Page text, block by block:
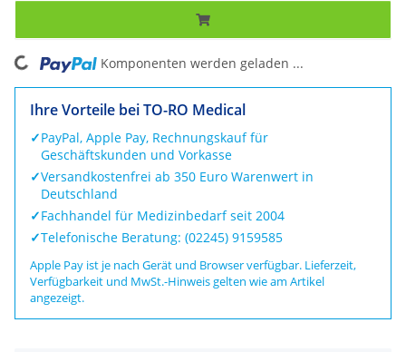
Komponenten werden geladen ...
Ihre Vorteile bei TO-RO Medical
✓PayPal, Apple Pay, Rechnungskauf für
Geschäftskunden und Vorkasse
✓Versandkostenfrei ab 350 Euro Warenwert in
Deutschland
✓Fachhandel für Medizinbedarf seit 2004
✓Telefonische Beratung: (02245) 9159585
Apple Pay ist je nach Gerät und Browser verfügbar. Lieferzeit,
Verfügbarkeit und MwSt.-Hinweis gelten wie am Artikel
angezeigt.